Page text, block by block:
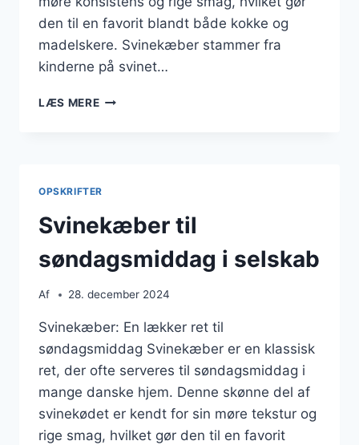
den til en favorit blandt både kokke og
madelskere. Svinekæber stammer fra
kinderne på svinet…
LÆS MERESVINEKÆBER
OPSKRIFTER
Svinekæber til
søndagsmiddag i selskab
Af 28. december 2024
Svinekæber: En lækker ret til
søndagsmiddag Svinekæber er en klassisk
ret, der ofte serveres til søndagsmiddag i
mange danske hjem. Denne skønne del af
svinekødet er kendt for sin møre tekstur og
rige smag, hvilket gør den til en favorit